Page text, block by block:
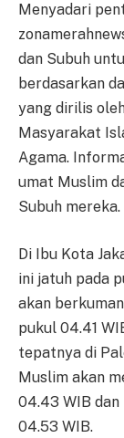
Menyadari
dan Subuh
berdasarkan
yang dirilis
Masyarakat
Agama.
umat Muslim
Subuh mereka.
Di Ibu Kota
ini jatuh pada
akan
pukul 04.41
tepatnya di
Muslim akan
04.43 WIB
04.53 WIB.